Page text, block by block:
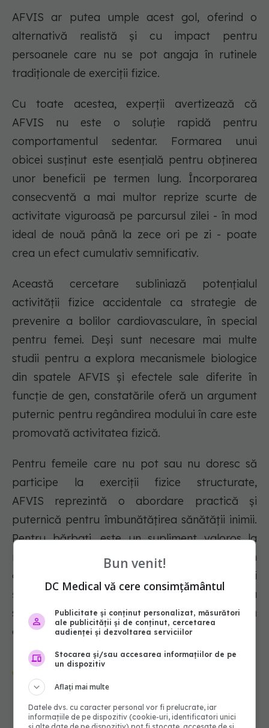
AFVIS ar putea umple acest gol, oferind o
alternativă realistă și cu impact pentru
persoanele care nu se pot angaja în rutinele
tradiționale de exerciții fizice.
Cu toate acestea, experții avertizează că
AFVIS nu este o soluție rapidă pentru
comportamentul sedentar. Formarea unui
obicei susținut este esențială pentru obținerea
unor beneficii pe termen lung. Încorporarea
consecventă a mai multor reprize scurte de
activitate viguroasă pe parcursul zilei - în mod
ideal de nouă până la zece ori pe zi - poate
crea un efect cumulativ semnificativ.
Această cercetare subliniază potențialul
activității fizice accidentale ca strategie de
prevenire a bolilor cardiovasculare, în special
pentru femei. Deși sunt necesare mai multe
studii pentru a explora mecanismele biologice
din spatele AFVIS și efectele sale diferite în
funcție de gen, constatările oferă un argument
puternic pentru regândirea modului în care este
promovată activitatea fizică.
Pentru femeile care nu pot sau nu doresc să
participe la exerciții fizice structurate,
AFVIS reprezintă o abordare practică și
puternică pentru îmbunătățirea sănătății inimii.
Pentru bărbați, este un supliment valoros la
regimurile de exerciții mai convenționale. În
ambele cazuri, mesajul este clar: mișcările mici
și intenționate pot duce la beneficii mari pentru
sănătate, făcând sănătatea inimii mai accesibilă
ca niciodată.
Urmărește-ne și pe Google News -
abonează‑te!
Bun venit!
DC Medical vă cere consimțământul
Publicitate și conținut personalizat, măsurători
ale publicității și de conținut, cercetarea
audienței și dezvoltarea serviciilor
Stocarea și/sau accesarea informațiilor de pe
un dispozitiv
Aflați mai multe
Datele dvs. cu caracter personal vor fi prelucrate, iar
informațiile de pe dispozitiv (cookie-uri, identificatori unici